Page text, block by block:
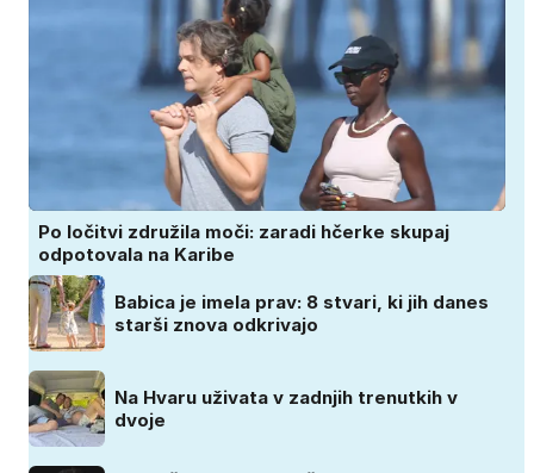
Po ločitvi združila moči: zaradi hčerke skupaj
odpotovala na Karibe
Babica je imela prav: 8 stvari, ki jih danes
starši znova odkrivajo
Na Hvaru uživata v zadnjih trenutkih v
dvoje